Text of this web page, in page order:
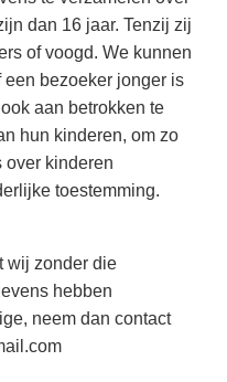
dan 16 jaar. Tenzij zij
of voogd. We kunnen
bezoeker jonger is
aan betrokken te
hun kinderen, om zo
over kinderen
toestemming.
wij zonder die
hebben
neem dan contact